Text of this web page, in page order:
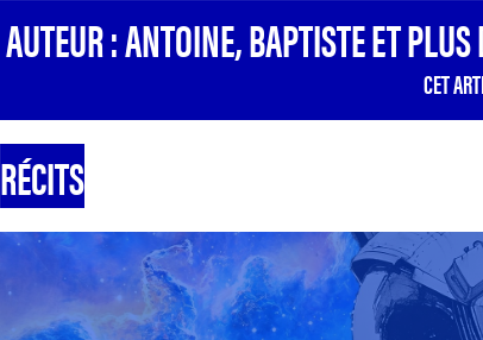
AUTEUR : ANTOINE, BAPTISTE ET
CET
RÉCITS